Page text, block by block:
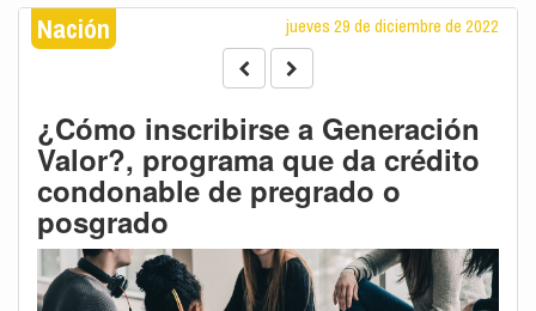
Nación jueves 29 de diciembre de 2022
¿Cómo inscribirse a Generación
Valor?, programa que da crédito
condonable de pregrado o
posgrado